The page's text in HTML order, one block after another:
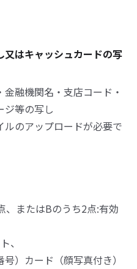
はキャッシュカードの写
融機関名・支店コード・
ジ等の写し
ルのアップロードが必要で
、またはBのうち2点:有効
、
カード（顔写真付き）